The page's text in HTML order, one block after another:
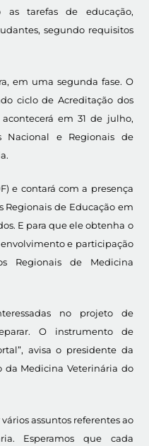
as tarefas de educação,
segundo requisitos
em uma segunda fase. O
ciclo de Acreditação dos
em 31 de julho,
Nacional e Regionais de
e contará com a presença
Regionais de Educação em
E para que ele obtenha o
envolvimento e participação
Regionais de Medicina
no projeto de
O instrumento de
avisa o presidente da
da Medicina Veterinária do
assuntos referentes ao
Esperamos que cada